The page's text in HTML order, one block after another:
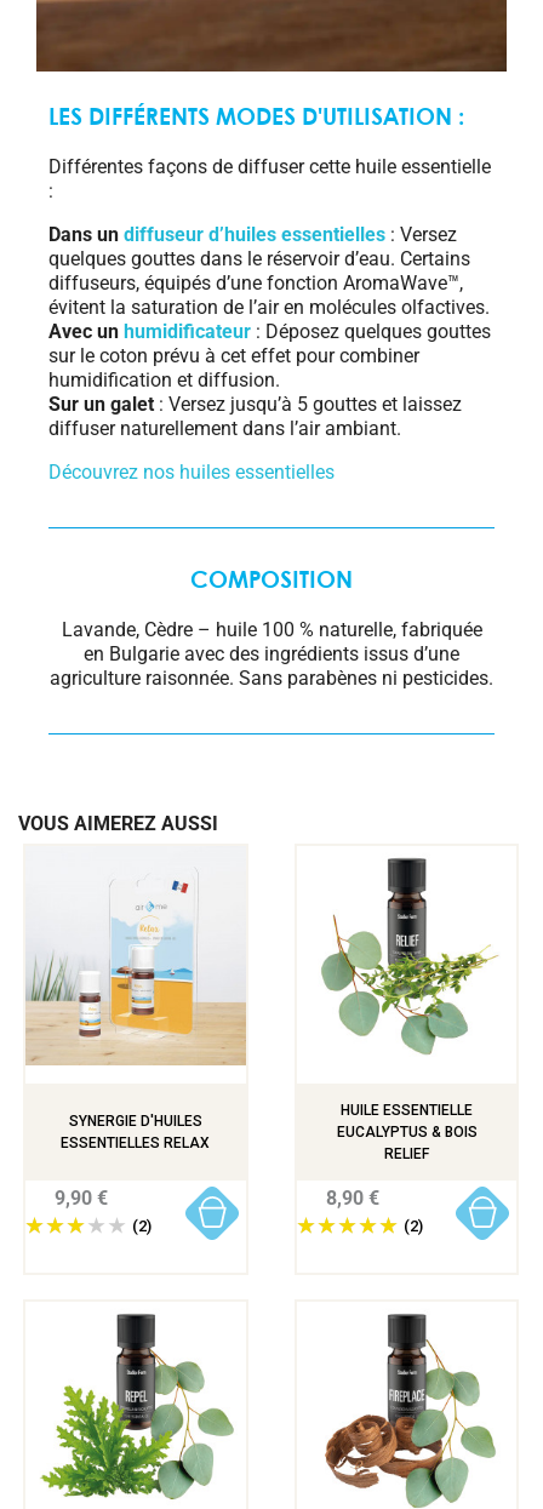
LES DIFFÉRENTS MODES D'UTILISATION :
Différentes façons de diffuser cette huile essentielle
:
Dans un diffuseur d’huiles essentielles : Versez
quelques gouttes dans le réservoir d’eau. Certains
diffuseurs, équipés d’une fonction AromaWave™,
évitent la saturation de l’air en molécules olfactives.
Avec un humidificateur : Déposez quelques gouttes
sur le coton prévu à cet effet pour combiner
humidification et diffusion.
Sur un galet : Versez jusqu’à 5 gouttes et laissez
diffuser naturellement dans l’air ambiant.
Découvrez nos huiles essentielles
COMPOSITION
Lavande, Cèdre – huile 100 % naturelle, fabriquée
en Bulgarie avec des ingrédients issus d’une
agriculture raisonnée. Sans parabènes ni pesticides.
VOUS AIMEREZ AUSSI
SYNERGIE D'HUILES
ESSENTIELLES RELAX
(2)
9,90 €
HUILE ESSENTIELLE
EUCALYPTUS & BOIS
RELIEF
(2)
8,90 €